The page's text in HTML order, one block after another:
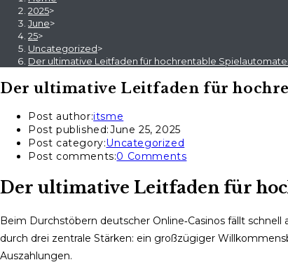
2025>
June>
25>
Uncategorized>
Der ultimative Leitfaden für hochrentable
Der ultimative Leitfaden für
Post author:itsme
Post published:June 25, 2025
Post category:Uncategorized
Post comments:0 Comments
Der ultimative Leitfaden für
Beim Durchstöbern deutscher Online‑Casinos fällt
durch drei zentrale Stärken: ein großzügiger
Auszahlungen.